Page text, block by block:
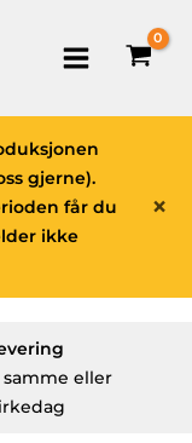
×
gjerne).
får du
ikke
samme eller